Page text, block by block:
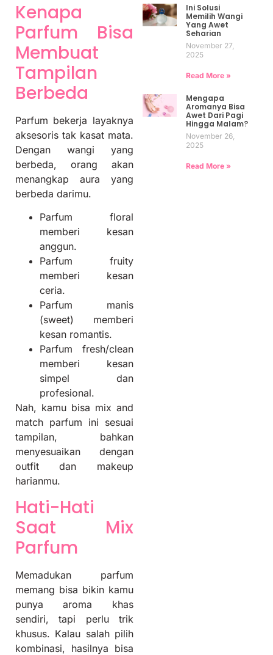
Kenapa
Parfum Bisa
Membuat
Tampilan
Berbeda
Parfum bekerja layaknya
aksesoris tak kasat mata.
Dengan wangi yang
berbeda, orang akan
menangkap aura yang
berbeda darimu.
Parfum floral
memberi kesan
anggun.
Parfum fruity
memberi kesan
ceria.
Parfum manis
(sweet) memberi
kesan romantis.
Parfum fresh/clean
memberi kesan
simpel dan
profesional.
Nah, kamu bisa mix and
match parfum ini sesuai
tampilan, bahkan
menyesuaikan dengan
outfit dan makeup
harianmu.
Hati-Hati
Saat Mix
Parfum
Memadukan parfum
memang bisa bikin kamu
punya aroma khas
sendiri, tapi perlu trik
khusus. Kalau salah pilih
kombinasi, hasilnya bisa
Ini Solusi
Memilih Wangi
Yang Awet
Seharian
November 27,
2025
Read More »
Mengapa
Aromanya Bisa
Awet Dari Pagi
Hingga Malam?
November 26,
2025
Read More »